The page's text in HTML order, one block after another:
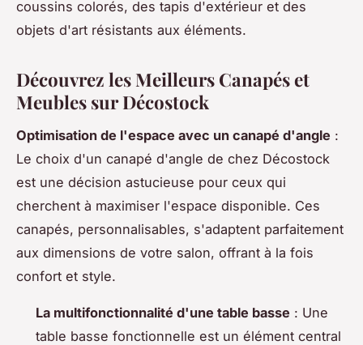
coussins colorés, des tapis d'extérieur et des
objets d'art résistants aux éléments.
Découvrez les Meilleurs Canapés et
Meubles sur Décostock
Optimisation de l'espace avec un canapé d'angle :
Le choix d'un canapé d'angle de chez Décostock
est une décision astucieuse pour ceux qui
cherchent à maximiser l'espace disponible. Ces
canapés, personnalisables, s'adaptent parfaitement
aux dimensions de votre salon, offrant à la fois
confort et style.
La multifonctionnalité d'une table basse : Une
table basse fonctionnelle est un élément central